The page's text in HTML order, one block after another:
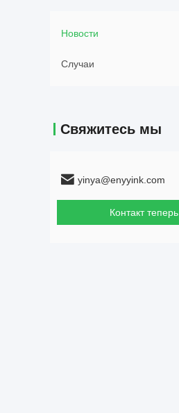
Новости
Случаи
Свяжитесь мы
yinya@enyyink.com
Контакт теперь